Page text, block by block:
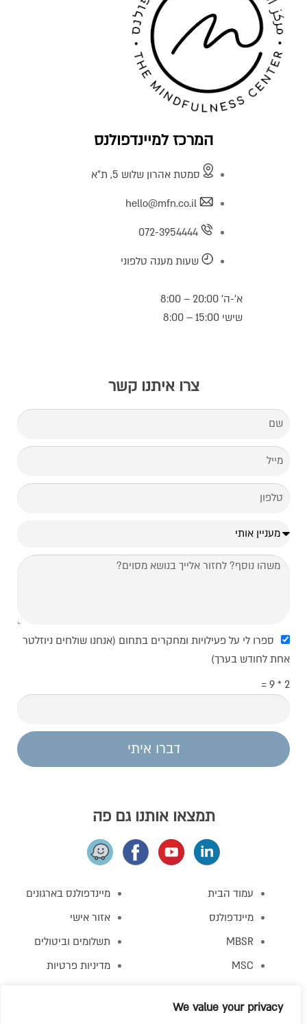
We value your privacy
המרכז למיינדפולנס
סמטת אהרון שלוש 5, ת"א
hello@mfn.co.il
072-3954444
שעות מענה טלפוני
א’-ה’ 20:00 – 8:00
שישי 15:00 – 8:00
צרו איתנו קשר
ספרו לי על פעילויות ומחקרים בתחום (אנחנו שולחים ניוזלטר
אחת לחודש בערך)
2 * 9 =
דברו איתי
תמצאו אותנו גם פה
עמוד הבית
מיינדפולנס
MBSR
MSC
מפגש התנסות
מיינדפולנס בארגונים
אזור אישי
תשלומים וביטולים
מדיניות פרטיות